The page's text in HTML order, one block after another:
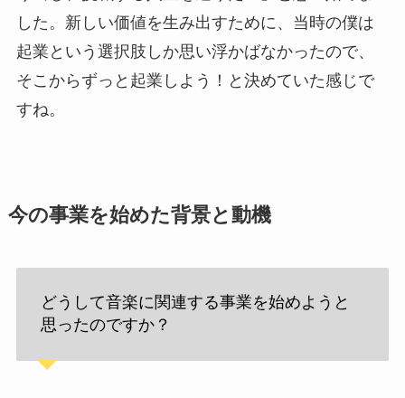
した。新しい価値を生み出すために、当時の僕は
起業という選択肢しか思い浮かばなかったので、
そこからずっと起業しよう！と決めていた感じで
すね。
今の事業を始めた背景と動機
どうして音楽に関連する事業を始めようと
思ったのですか？